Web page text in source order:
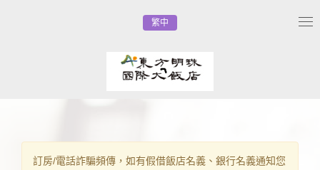
繁中
訂房/電話詐騙頻傳，如有假借飯店名義、銀行名義通知您